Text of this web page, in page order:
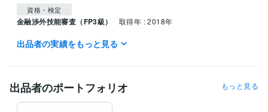
資格・検定
金融渉外技能審査（FP3級） 取得年 : 2018年
得意分野
ビジネス
出品者の実績をもっと見る
出品者のポートフォリオ もっと見る